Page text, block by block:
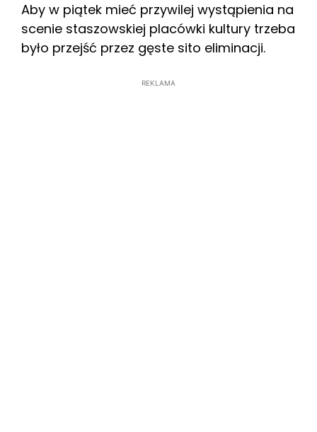
Aby w piątek mieć przywilej wystąpienia na
scenie staszowskiej placówki kultury trzeba
było przejść przez gęste sito eliminacji.
REKLAMA